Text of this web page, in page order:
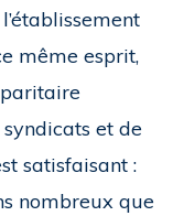
même esprit,
paritaire
et de
satisfaisant :
nombreux que